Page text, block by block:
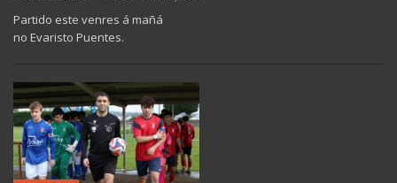
Partido este venres á mañá
no Evaristo Puentes.